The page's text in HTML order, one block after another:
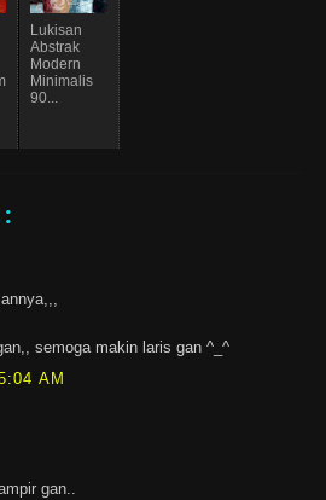
Lukisan
Abstrak
Modern
Minimalis
90...
semoga makin laris gan ^_^
AM
gan..